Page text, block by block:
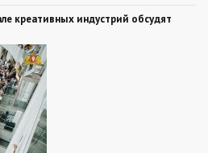
креативных индустрий обсудят